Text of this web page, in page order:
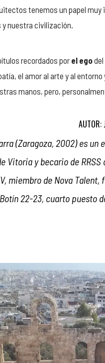
tenemos un papel
nuestra civilización.
recordados porel ego
el amor al arte y al
manos, pero,
AUTOR:
(Zaragoza, 2002) es
Vitoria y becario de
miembro de Nova
22-23, cuarto puesto